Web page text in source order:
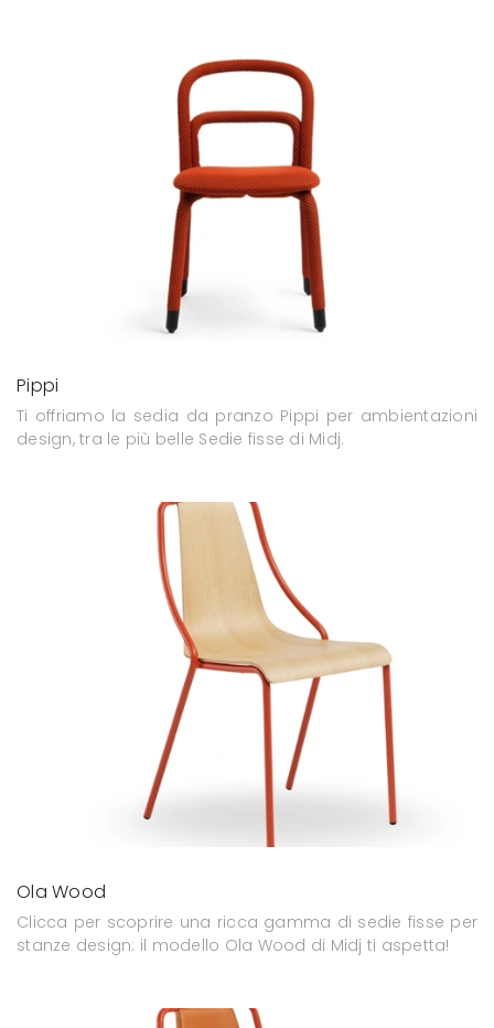
Pippi
Ti offriamo la sedia da pranzo Pippi per ambientazioni
design, tra le più belle Sedie fisse di Midj.
Ola Wood
Clicca per scoprire una ricca gamma di sedie fisse per
stanze design: il modello Ola Wood di Midj ti aspetta!